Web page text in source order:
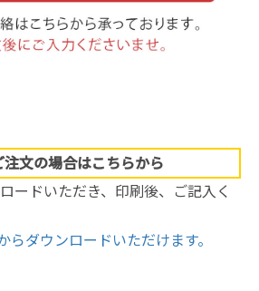
注文の場合はこちらから
ードいただき、印刷後、ご記入く
らダウンロードいただけます。